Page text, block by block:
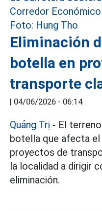
Eliminación
botella en
transporte
| 04/06/2026 - 06:14
Quảng Trị - El
botella que afecta
proyectos de
la localidad a dirigir
eliminación.